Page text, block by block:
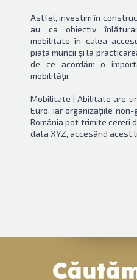
Astfel, investim în
au ca obiectiv
mobilitate în calea
piața muncii și la
de ce acordăm o
mobilității.
Mobilitate | Abilitate are
Euro, iar organizațiile
România pot trimite cereri
data XYZ, accesând acest